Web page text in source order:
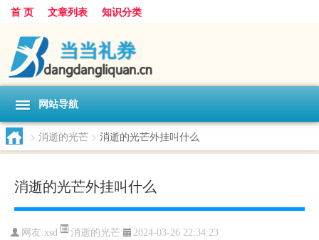
首 页 文章列表 知识分类
网站导航
> 消逝的光芒 > 消逝的光芒外挂叫什么
消逝的光芒外挂叫什么
网友:xsd 消逝的光芒 2024-03-26 22:34:23